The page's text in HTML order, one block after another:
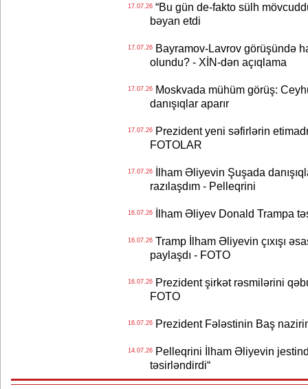
17.07.26“Bu gün de-fakto sülh
bəyan etdi
17.07.26Bayramov-Lavrov görüşündə
olundu? - XİN-dən açıqlama
17.07.26Moskvada mühüm görüş:
danışıqlar aparır
17.07.26Prezident yeni səfirlərin
FOTOLAR
17.07.26İlham Əliyevin Şuşada
razılaşdım - Pelleqrini
16.07.26İlham Əliyev Donald Trampa
16.07.26Tramp İlham Əliyevin çıxışı
paylaşdı - FOTO
16.07.26Prezident şirkət rəsmilərini
FOTO
16.07.26Prezident Fələstinin Baş
14.07.26Pelleqrini İlham Əliyevin
təsirləndirdi“